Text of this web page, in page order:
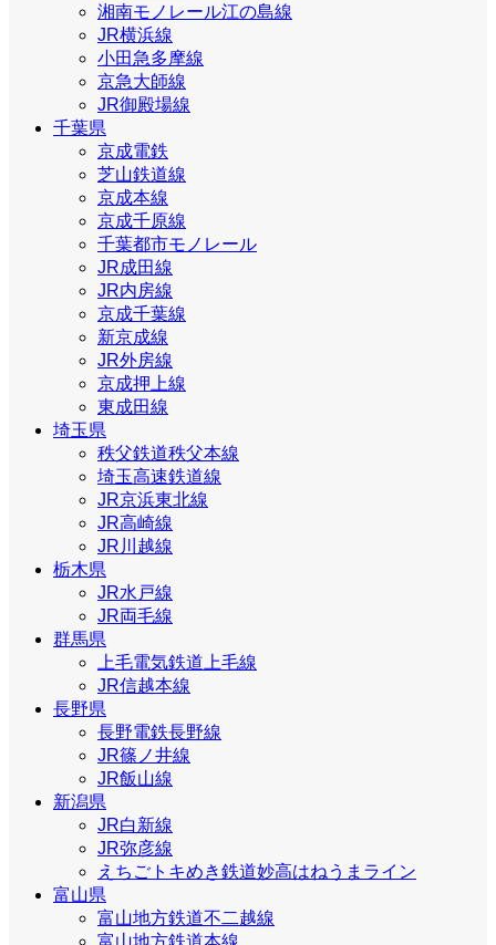
湘南モノレール江の島線
JR横浜線
小田急多摩線
京急大師線
JR御殿場線
千葉県
京成電鉄
芝山鉄道線
京成本線
京成千原線
千葉都市モノレール
JR成田線
JR内房線
京成千葉線
新京成線
JR外房線
京成押上線
東成田線
埼玉県
秩父鉄道秩父本線
埼玉高速鉄道線
JR京浜東北線
JR高崎線
JR川越線
栃木県
JR水戸線
JR両毛線
群馬県
上毛電気鉄道上毛線
JR信越本線
長野県
長野電鉄長野線
JR篠ノ井線
JR飯山線
新潟県
JR白新線
JR弥彦線
えちごトキめき鉄道妙高はねうまライン
富山県
富山地方鉄道不二越線
富山地方鉄道本線